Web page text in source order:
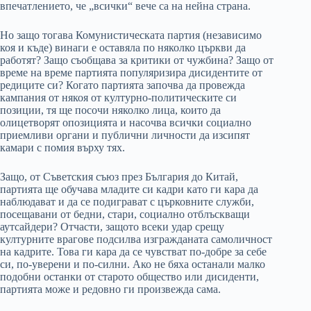
впечатлението, че „всички“ вече са на нейна страна.
Но защо тогава Комунистическата партия (независимо
коя и къде) винаги е оставяла по няколко църкви да
работят? Защо съобщава за критики от чужбина? Защо от
време на време партията популяризира дисидентите от
редиците си? Когато партията започва да провежда
кампания от някоя от културно-политическите си
позиции, тя ще посочи няколко лица, които да
олицетворят опозицията и насочва всички социално
приемливи органи и публични личности да изсипят
камари с помия върху тях.
Защо, от Съветския съюз през България до Китай,
партията ще обучава младите си кадри като ги кара да
наблюдават и да се подиграват с църковните служби,
посещавани от бедни, стари, социално отблъскващи
аутсайдери? Отчасти, защото всеки удар срещу
културните врагове подсилва изгражданата самоличност
на кадрите. Това ги кара да се чувстват по-добре за себе
си, по-уверени и по-силни. Ако не бяха останали малко
подобни останки от старото общество или дисиденти,
партията може и редовно ги произвежда сама.